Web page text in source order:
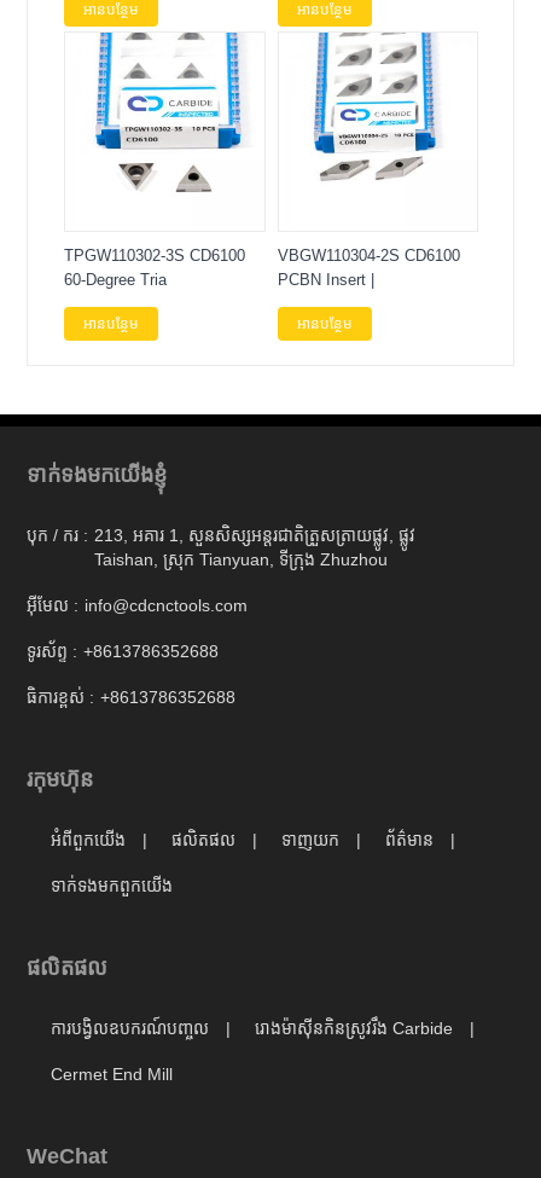
អានបន្ថែម អានបន្ថែម
TPGW110302-3S CD6100
60-Degree Tria
អានបន្ថែម
VBGW110304-2S CD6100
PCBN Insert |
អានបន្ថែម
ទាក់ទងមកយើងខ្ញុំ
បុក / ករ : 213, អគារ 1, សួនសិស្សអន្តរជាតិត្រួសត្រាយផ្លូវ, ផ្លូវ
Taishan, ស្រុក Tianyuan, ទីក្រុង Zhuzhou
អ៊ីមែល : info@cdcnctools.com
ទូរស័ព្ទ : +8613786352688
ធិការខ្ពស់ : +8613786352688
រកុមហ៊ុន
អំពីពួកយើង ផលិតផល ទាញយក ព័ត៌មាន
ទាក់ទង​មក​ពួក​យើង
ផលិតផល
ការបង្វិលឧបករណ៍បញ្ចូល រោងម៉ាស៊ីនកិនស្រូវរឹង Carbide
Cermet End Mill
WeChat